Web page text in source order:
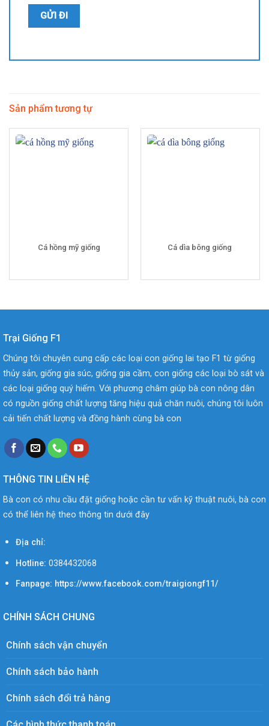
Sản phẩm tương tự
Cá hồng mỹ giống Cá dìa bông giống
Trại Giống F1
Chúng tôi chuyên cung cấp các loại con giống lai tạo F1 từ giống
thủy sản, giống gia súc, giống gia cầm, con giống các loại bò sát và
các loại giống quý hiếm. Với phương châm giúp bà con nông dân
có nguồn giống chất lượng tăng hiệu quả chăn nuôi, chúng tôi luôn
cải tiến chất lượng và đồng hành cùng bà con
THÔNG TIN LIÊN HỆ
Bà con có nhu cầu đặt giống hoặc cần tư vấn kỹ thuật nuôi, bà con
có thể liên hệ theo thông tin dưới đây
Địa chỉ:
Hotline: 0384432068
Fanpage: https://www.facebook.com/traigiongf11/
CHÍNH SÁCH CHUNG
Chính sách vận chuyển
Chính sách bảo hành
Chính sách đổi trả hàng